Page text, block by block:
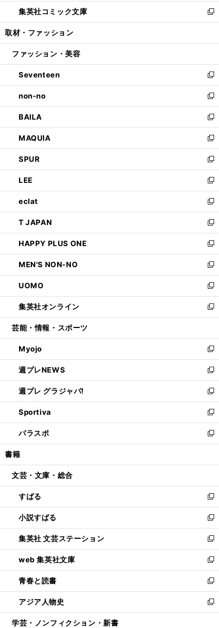
く
で
開
ン
ド
ウ
開
ウ
ィ
ン
ウ
開
く
し
い
ウ
ン
ウ
で
開
く
集英社コミック文庫
新
し
ウ
ン
ド
ウ
で
開
く
取材・ファッション
ファッション・美容
Seventeen
新
し
い
ウ
ィ
ン
ド
ウ
で
開
く
non-no
新
し
い
ウ
ィ
ン
ド
ウ
で
開
く
BAILA
新
し
い
ウ
ィ
ン
ド
ウ
で
開
く
MAQUIA
新
し
い
ウ
ィ
ン
ド
ウ
で
開
く
SPUR
新
し
い
ウ
ィ
ン
ド
ウ
で
開
く
LEE
新
し
い
ウ
ィ
ン
ド
ウ
で
開
く
eclat
新
し
い
ウ
ィ
ン
ド
ウ
で
開
く
T JAPAN
新
し
い
ウ
ィ
ン
ド
ウ
で
開
HAPPY PLUS ONE
新
し
い
ウ
ィ
ン
ド
ウ
開
く
MEN'S NON-NO
新
し
い
ウ
ィ
ン
ウ
で
開
く
UOMO
新
し
い
ウ
ン
ド
ウ
で
開
く
集英社オンライン
新
し
ウ
ィ
ン
ド
ウ
で
開
く
芸能・情報・スポーツ
Myojo
新
し
い
ウ
ィ
ン
ド
ウ
で
開
週プレNEWS
新
し
い
ウ
ィ
ン
ド
ウ
開
週プレ グラジャパ!
新
し
い
ウ
ィ
ン
ウ
開
く
Sportiva
新
し
い
ウ
ン
ウ
で
開
く
パラスポ
新
し
ウ
ン
ド
ウ
で
開
く
書籍
文芸・文庫・総合
すばる
新
し
い
ウ
ィ
ン
ド
ウ
で
開
く
小説すばる
新
し
い
ウ
ィ
ン
ド
ウ
で
開
集英社 文芸ステーション
新
し
い
ウ
ィ
ン
ド
ウ
web 集英社文庫
新
し
い
ウ
ィ
ン
青春と読書
新
し
い
ウ
アジア人物史
新
し
学芸・ノンフィクション・新書